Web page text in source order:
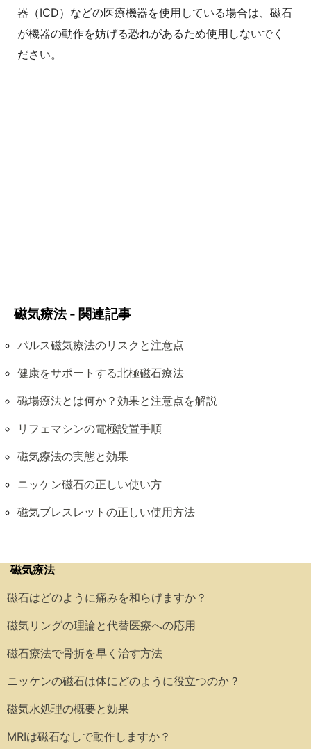
器（ICD）などの医療機器を使用している場合は、磁石
が機器の動作を妨げる恐れがあるため使用しないでく
ださい。
磁気療法 - 関連記事
パルス磁気療法のリスクと注意点
健康をサポートする北極磁石療法
磁場療法とは何か？効果と注意点を解説
リフェマシンの電極設置手順
磁気療法の実態と効果
ニッケン磁石の正しい使い方
磁気ブレスレットの正しい使用方法
磁気療法
磁石はどのように痛みを和らげますか？
磁気リングの理論と代替医療への応用
磁石療法で骨折を早く治す方法
ニッケンの磁石は体にどのように役立つのか？
磁気水処理の概要と効果
MRIは磁石なしで動作しますか？